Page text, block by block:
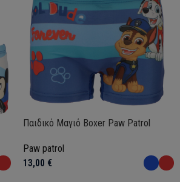
Παιδικό Μαγιό Boxer Paw Patrol
Paw patrol
13,00 €